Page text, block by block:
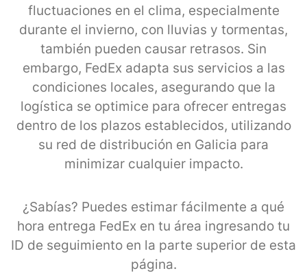
fluctuaciones en el clima, especialmente
durante el invierno, con lluvias y tormentas,
también pueden causar retrasos. Sin
embargo, FedEx adapta sus servicios a las
condiciones locales, asegurando que la
logística se optimice para ofrecer entregas
dentro de los plazos establecidos, utilizando
su red de distribución en Galicia para
minimizar cualquier impacto.
¿Sabías? Puedes estimar fácilmente a qué
hora entrega FedEx en tu área ingresando tu
ID de seguimiento en la parte superior de esta
página.